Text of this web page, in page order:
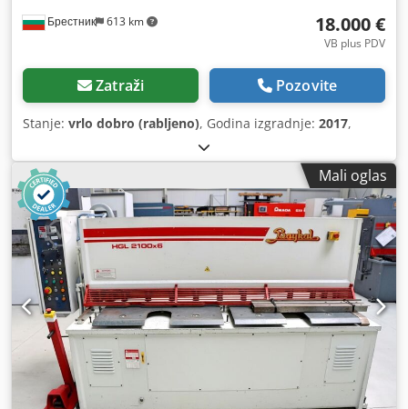
Брестник 613 km 18.000 €
VB plus PDV
Zatraži Pozovite
Stanje: vrlo dobro (rabljeno), Godina izgradnje: 2017,
Mali oglas